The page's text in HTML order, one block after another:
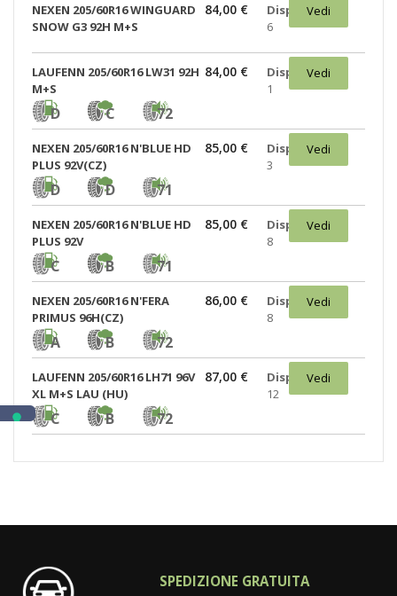
NEXEN 205/60R16 WINGUARD
SNOW G3 92H M+S
84,00 €
Disponibili:
6
Vedi
LAUFENN 205/60R16 LW31 92H
M+S
D C 72
84,00 €
Disponibili:
1
Vedi
NEXEN 205/60R16 N'BLUE HD
PLUS 92V(CZ)
D D 71
85,00 €
Disponibili:
3
Vedi
NEXEN 205/60R16 N'BLUE HD
PLUS 92V
C B 71
85,00 €
Disponibili:
8
Vedi
NEXEN 205/60R16 N'FERA
PRIMUS 96H(CZ)
A B 72
86,00 €
Disponibili:
8
Vedi
LAUFENN 205/60R16 LH71 96V
XL M+S LAU (HU)
C B 72
87,00 €
Disponibili:
12
Vedi
SPEDIZIONE GRATUITA